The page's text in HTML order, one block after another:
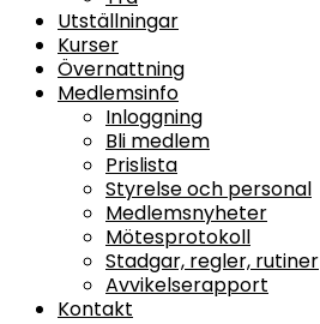
Utställningar
Kurser
Övernattning
Medlemsinfo
Inloggning
Bli medlem
Prislista
Styrelse och personal
Medlemsnyheter
Mötesprotokoll
Stadgar, regler, rutiner
Avvikelserapport
Kontakt